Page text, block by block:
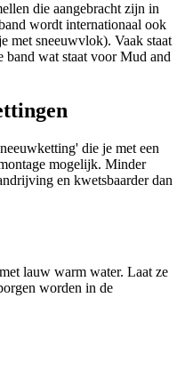
die aangebracht zijn in
wordt internationaal ook
met sneeuwvlok). Vaak staat
wat staat voor Mud and
die je met een
mogelijk. Minder
en kwetsbaarder dan
lauw warm water. Laat ze
worden in de